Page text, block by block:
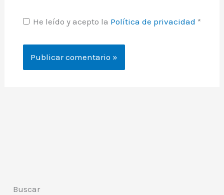
He leído y acepto la Política de privacidad *
Buscar